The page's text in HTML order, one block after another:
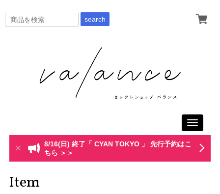
search
Toggle
8/16(日) 終了「 CYAN TOKYO 」 先行予約はこ
ちら ＞＞
Item